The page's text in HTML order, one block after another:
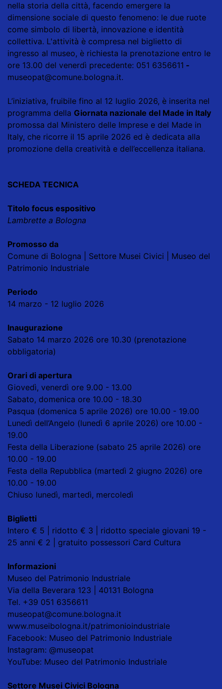
nella storia della città, facendo emergere la
dimensione sociale di questo fenomeno: le due ruote
come simbolo di libertà, innovazione e identità
collettiva. L'attività è compresa nel biglietto di
ingresso al museo, è richiesta la prenotazione entro le
ore 13.00 del venerdì precedente: 051 6356611 -
museopat@comune.bologna.it.
L’iniziativa, fruibile fino al 12 luglio 2026, è inserita nel
programma della Giornata nazionale del Made in Italy
promossa dal Ministero delle Imprese e del Made in
Italy, che ricorre il 15 aprile 2026 ed è dedicata alla
promozione della creatività e dell’eccellenza italiana.
SCHEDA TECNICA
Titolo focus espositivo
Lambrette a Bologna
Promosso da
Comune di Bologna | Settore Musei Civici | Museo del
Patrimonio Industriale
Periodo
14 marzo - 12 luglio 2026
Inaugurazione
Sabato 14 marzo 2026 ore 10.30 (prenotazione
obbligatoria)
Orari di apertura
Giovedì, venerdì ore 9.00 - 13.00
Sabato, domenica ore 10.00 - 18.30
Pasqua (domenica 5 aprile 2026) ore 10.00 - 19.00
Lunedì dell’Angelo (lunedì 6 aprile 2026) ore 10.00 -
19.00
Festa della Liberazione (sabato 25 aprile 2026) ore
10.00 - 19.00
Festa della Repubblica (martedì 2 giugno 2026) ore
10.00 - 19.00
Chiuso lunedì, martedì, mercoledì
Biglietti
Intero € 5 | ridotto € 3 | ridotto speciale giovani 19 -
25 anni € 2 | gratuito possessori Card Cultura
Informazioni
Museo del Patrimonio Industriale
Via della Beverara 123 | 40131 Bologna
Tel. +39 051 6356611
museopat@comune.bologna.it
www.museibologna.it/patrimonioindustriale
Facebook: Museo del Patrimonio Industriale
Instagram: @museopat
YouTube: Museo del Patrimonio Industriale
Settore Musei Civici Bologna